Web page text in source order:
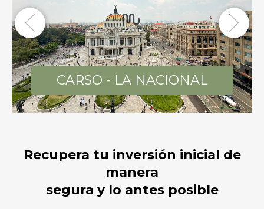
Previous
CHAPULÍN -
Next
Recupera tu inversión inicial de
manera
segura y lo antes posible